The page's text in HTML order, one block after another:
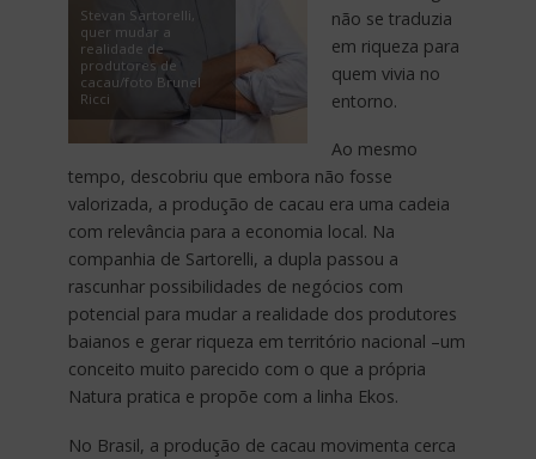
Stevan Sartorelli,
quer mudar a
realidade de
produtores de
cacau/foto Brunel
Ricci
não se traduzia
em riqueza para
quem vivia no
entorno.
Ao mesmo
tempo, descobriu que embora não fosse
valorizada, a produção de cacau era uma cadeia
com relevância para a economia local. Na
companhia de Sartorelli, a dupla passou a
rascunhar possibilidades de negócios com
potencial para mudar a realidade dos produtores
baianos e gerar riqueza em território nacional –um
conceito muito parecido com o que a própria
Natura pratica e propõe com a linha Ekos.
No Brasil, a produção de cacau movimenta cerca